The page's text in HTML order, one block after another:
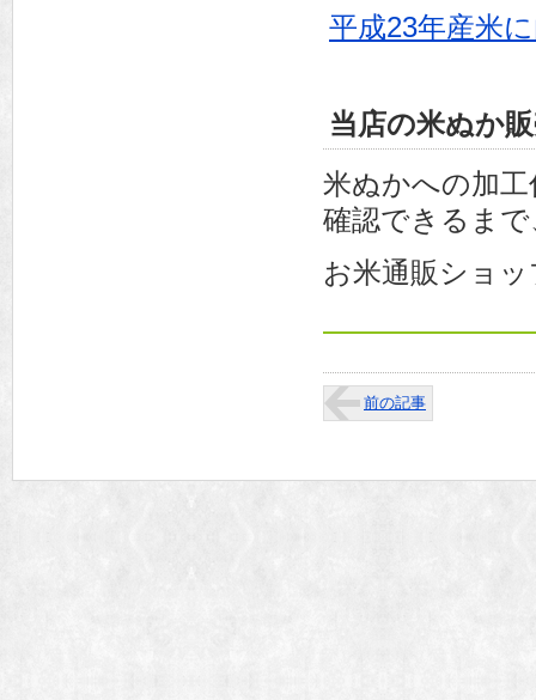
平成23年産米
当店の米ぬか
米ぬかへの加
確認できるま
お米通販ショ
前の記事